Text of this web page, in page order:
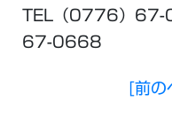
TEL（0776）
67-0668
[前の